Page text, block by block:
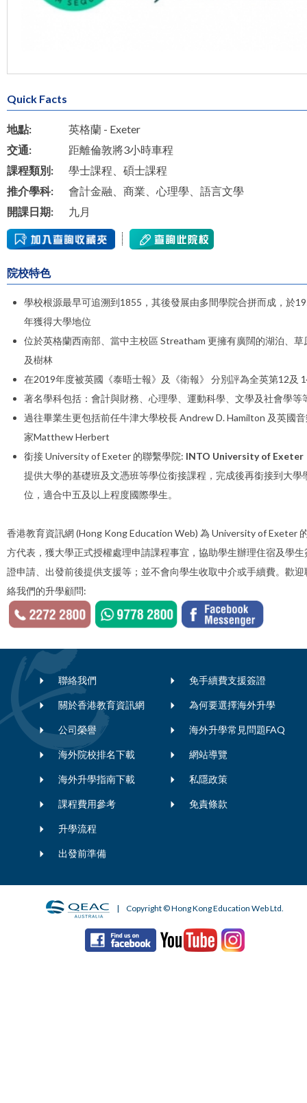
Quick Facts
地點:
英格蘭 - Exeter
交通:
距離倫敦將3小時車程
課程類別:
學士課程、碩士課程
推介學科:
會計金融、商業、心理學、語言文學
開課日期:
九月
院校特色
學校根源最早可追溯到1855，其後發展由多間學院合拼而成，於
年獲得大學地位
位於英格蘭西南部、當中主校區 Streatham 更擁有廣闊的湖泊、草
及樹林
在2019年度被英國《泰晤士報》及《衛報》 分別評為全英第12及
著名學科包括：會計與財務、心理學、運動科學、文學及社會學等
過往畢業生更包括前任牛津大學校長 Andrew D. Hamilton 及英國
家Matthew Herbert
銜接 University of Exeter 的聯繫學院: INTO University of Exeter
提供大學的基礎班及文憑班等學位銜接課程，完成後再銜接到大學
位，適合中五及以上程度國際學生。
香港教育資訊網 (Hong Kong Education Web) 為 University of Exeter
方代表，獲大學正式授權處理申請課程事宜，協助學生辦理住宿及學生
證申請、出發前後提供支援等；並不會向學生收取中介或手續費。歡迎
絡我們的升學顧問:
聯絡我們
關於香港教育資訊網
公司榮譽
海外院校排名下載
海外升學指南下載
課程費用參考
升學流程
出發前準備
免手續費支援簽證
為何要選擇海外升學
海外升學常見問題FAQ
網站導覽
私隱政策
免責條款
| Copyright © Hong Kong Education Web Ltd.